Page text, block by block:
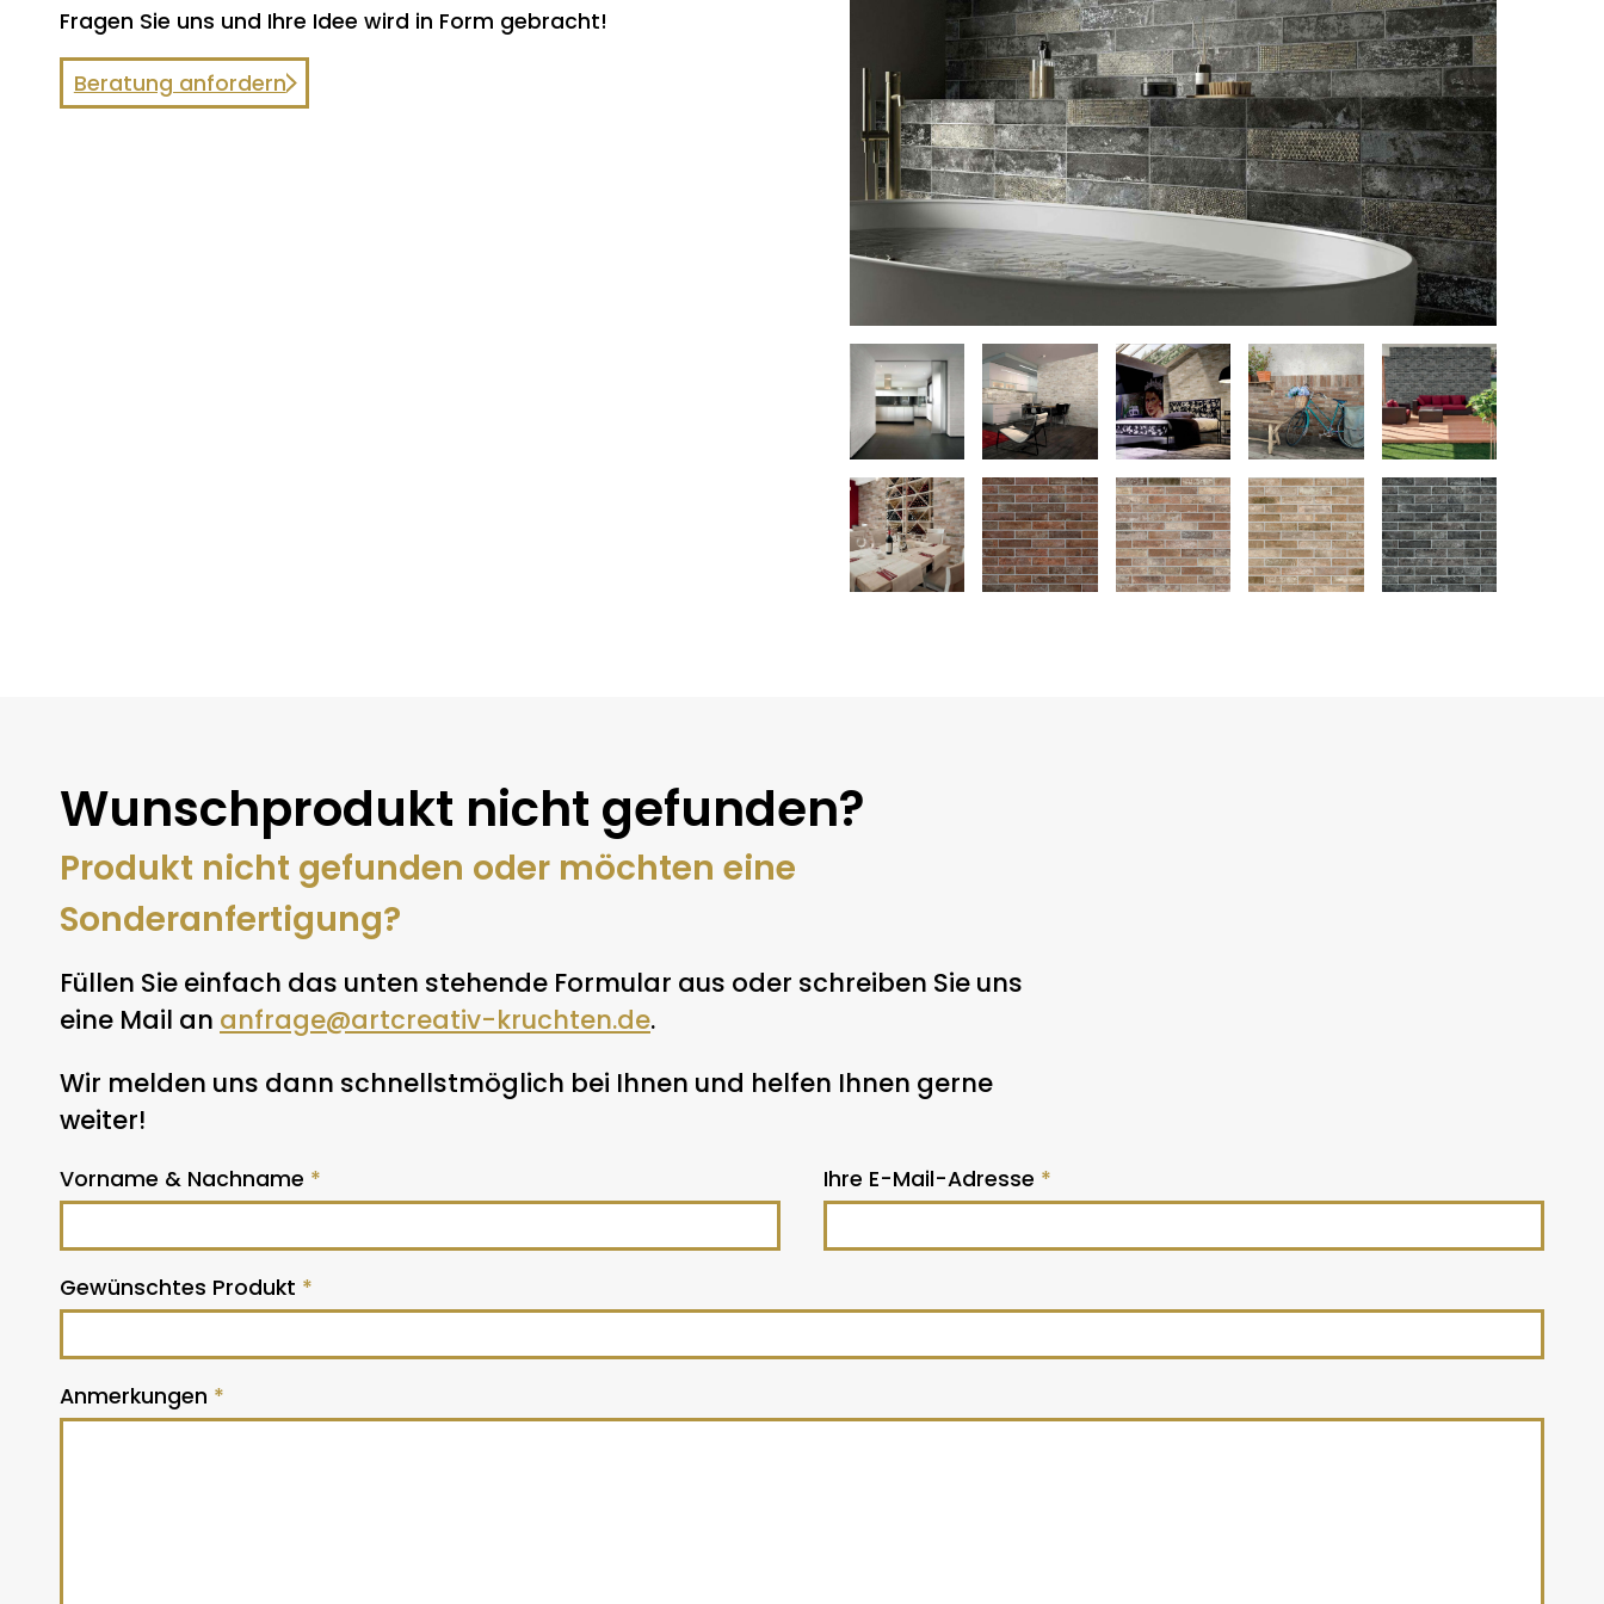
Fragen Sie uns und Ihre Idee wird in Form gebracht!
Beratung anfordern
Wunschprodukt nicht gefunden?
Produkt nicht gefunden oder möchten eine
Sonderanfertigung?
Füllen Sie einfach das unten stehende Formular aus oder schreiben Sie uns
eine Mail an anfrage@artcreativ-kruchten.de.
Wir melden uns dann schnellstmöglich bei Ihnen und helfen Ihnen gerne
weiter!
Vorname & Nachname * Ihre E-Mail-Adresse *
Gewünschtes Produkt *
Anmerkungen *